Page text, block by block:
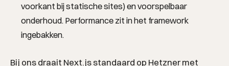
voorkant bij statische sites) en voorspelbaar
onderhoud. Performance zit in het framework
ingebakken.
Bij ons draait Next.js standaard op Hetzner met